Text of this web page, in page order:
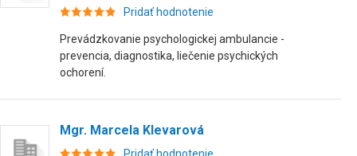
Pridať hodnotenie
Prevádzkovanie psychologickej ambulancie -
prevencia, diagnostika, liečenie psychických
ochorení.
Mgr. Marcela Klevarová